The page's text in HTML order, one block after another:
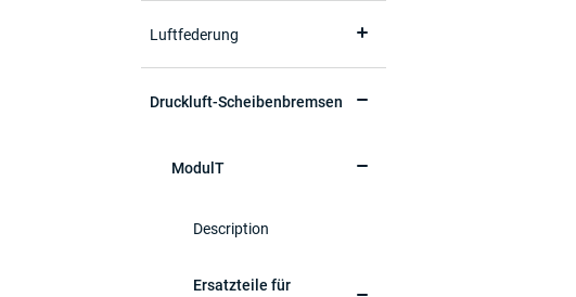
Luftfederung
Druckluft-Scheibenbremsen
ModulT
Description
Ersatzteile für